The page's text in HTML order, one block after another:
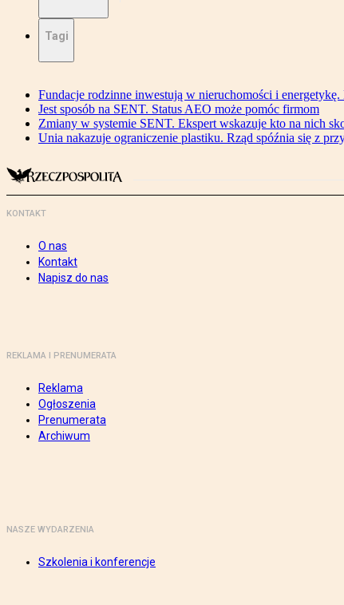
Tagi
Fundacje rodzinne inwestują w nieruchomości i energetykę.
Jest sposób na SENT. Status AEO może pomóc firmom
Zmiany w systemie SENT. Ekspert wskazuje kto na nich
Unia nakazuje ograniczenie plastiku. Rząd spóźnia się z
KONTAKT
O nas
Kontakt
Napisz do nas
REKLAMA I PRENUMERATA
Reklama
Ogłoszenia
Prenumerata
Archiwum
NASZE WYDARZENIA
Szkolenia i konferencje